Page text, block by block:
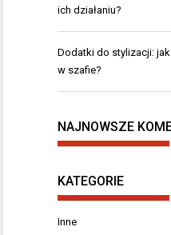
ich działaniu?
Dodatki do stylizacji:
w szafie?
NAJNOWSZE
KATEGORIE
Inne